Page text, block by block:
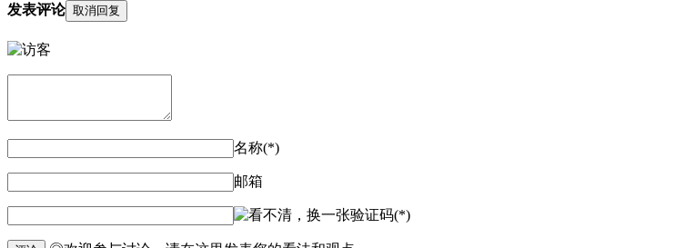
发表评论 取消回复
名称(*)
邮箱
验证码(*)